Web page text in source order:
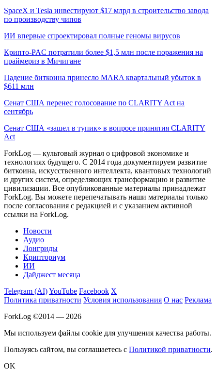
SpaceX и Tesla инвестируют $17 млрд в строительство завода
по производству чипов
ИИ впервые спроектировал полные геномы вирусов
Крипто-PAC потратили более $1,5 млн после поражения на
праймериз в Мичигане
Падение биткоина принесло MARA квартальный убыток в
$611 млн
Сенат США перенес голосование по CLARITY Act на
сентябрь
Сенат США «зашел в тупик» в вопросе принятия CLARITY
Act
ForkLog — культовый журнал о цифровой экономике и
технологиях будущего. С 2014 года документируем развитие
биткоина, искусственного интеллекта, квантовых технологий
и других систем, определяющих трансформацию и развитие
цивилизации. Все опубликованные материалы принадлежат
ForkLog. Вы можете перепечатывать наши материалы только
после согласования с редакцией и с указанием активной
ссылки на ForkLog.
Новости
Аудио
Лонгриды
Крипториум
ИИ
Дайджест месяца
Telegram (AI)YouTube Facebook X
Политика приватности Условия использования О нас Реклама
ForkLog ©2014 — 2026
Мы используем файлы cookie для улучшения качества работы.
Пользуясь сайтом, вы соглашаетесь с Политикой приватности.
OK